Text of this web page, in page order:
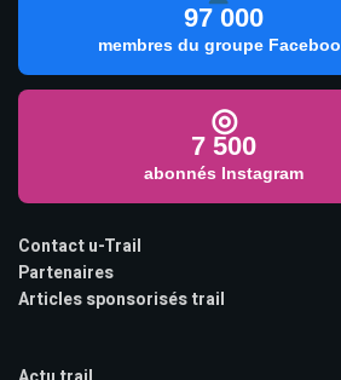
97 000
membres du groupe
◎
7 500
abonnés Instagram
Contact u-Trail
Partenaires
Articles sponsorisés trail